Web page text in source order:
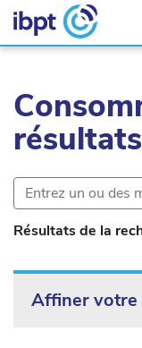
Résultats de la
Affiner votre